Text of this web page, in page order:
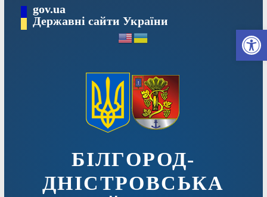
вмісту
gov.ua
Державні сайти України
БІЛГОРОД-
ДНІСТРОВСЬКА